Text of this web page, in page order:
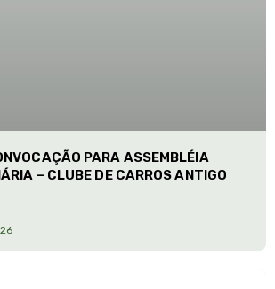
PARA ASSEMBLÉIA
– CLUBE DE CARROS ANTIGO